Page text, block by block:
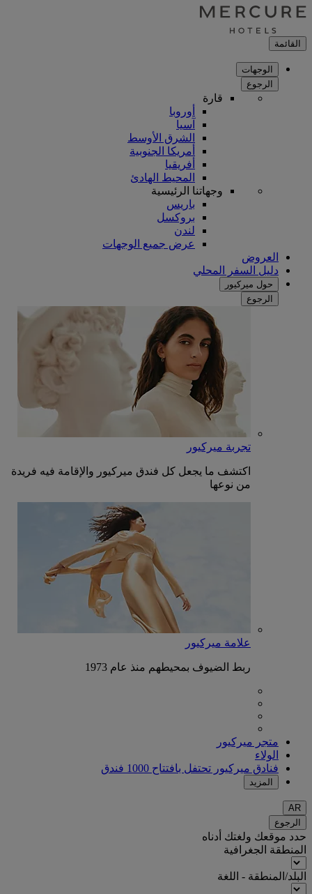
القائمة
الوجهات
الرجوع
قارة
أوروبا
آسيا
الشرق الأوسط
أمريكا الجنوبية
أفريقيا
المحيط الهادئ
وجهاتنا الرئيسية
باريس
بروكسل
لندن
عرض جميع الوجهات
العروض
دليل السفر المحلي
حول ميركيور
الرجوع
تجربة ميركيور
اكتشف ما يجعل كل فندق ميركيور والإقامة فيه فريدة
من نوعها
علامة ميركيور
ربط الضيوف بمحيطهم منذ عام 1973
متجر ميركيور
الولاء
فنادق ميركيور تحتفل بافتتاح 1000 فندق
المزيد
AR
الرجوع
حدد موقعك ولغتك أدناه
المنطقة الجغرافية
البلد/المنطقة - اللغة